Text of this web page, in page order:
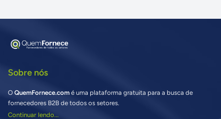
Sobre nós
O QuemFornece.com é uma plataforma gratuita para a busca de
fornecedores B2B de todos os setores.
Continuar lendo...